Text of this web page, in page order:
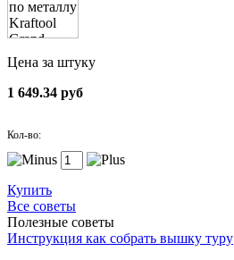
Цена за штуку
1 649.34 руб
Кол-во:
Купить
Все советы
Полезные советы
Инструкция как собрать вышку туру